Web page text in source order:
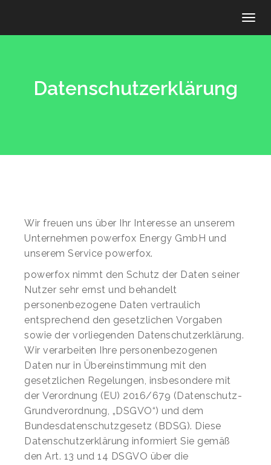
Datenschutzerklärung
Wir freuen uns über Ihr Interesse an unserem
Unternehmen powerfox Energy GmbH und
unserem Service powerfox.
powerfox nimmt den Schutz der Daten seiner
Nutzer sehr ernst und behandelt
personenbezogene Daten vertraulich
entsprechend den gesetzlichen Vorgaben
sowie der vorliegenden Datenschutzerklärung.
Wir verarbeiten Ihre personenbezogenen
Daten nur in Übereinstimmung mit den
gesetzlichen Regelungen, insbesondere mit
der Verordnung (EU) 2016/679 (Datenschutz-
Grundverordnung, „DSGVO“) und dem
Bundesdatenschutzgesetz (BDSG). Diese
Datenschutzerklärung informiert Sie gemäß
den Art. 13 und 14 DSGVO über die